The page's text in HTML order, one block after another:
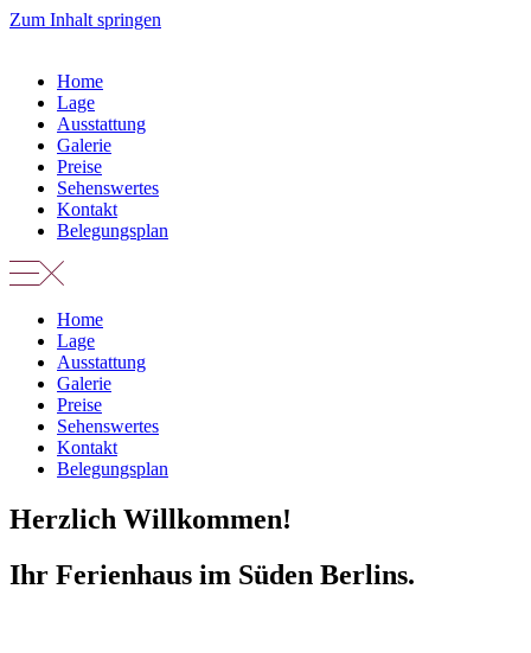
Zum Inhalt springen
Home
Lage
Ausstattung
Galerie
Preise
Sehenswertes
Kontakt
Belegungsplan
Home
Lage
Ausstattung
Galerie
Preise
Sehenswertes
Kontakt
Belegungsplan
Herzlich Willkommen!
Ihr Ferienhaus im Süden Berlins.